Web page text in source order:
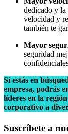
dedicado y
velocidad y
también te
Mayor
seguridad
Si estás en
empresa, podrás
líderes en la
corporativo a
Suscríbete a